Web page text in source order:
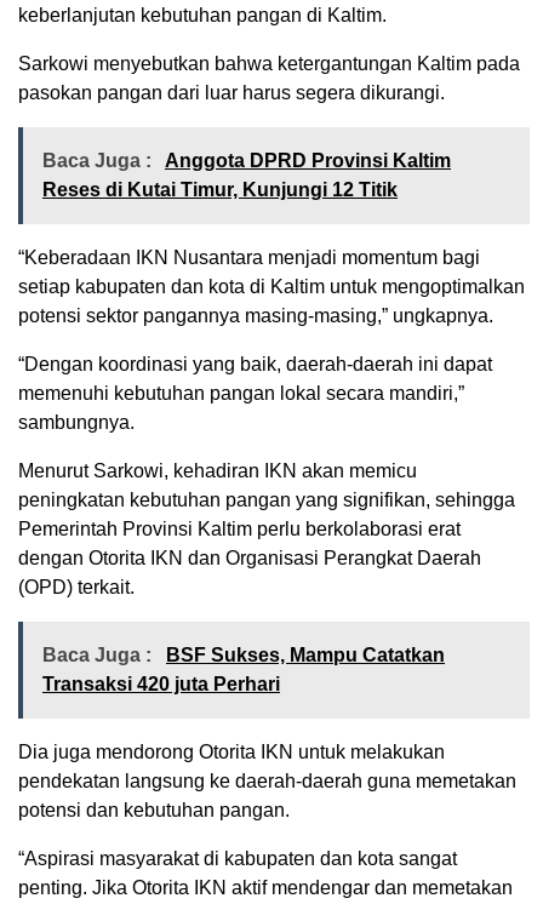
keberlanjutan kebutuhan pangan di Kaltim.
Sarkowi menyebutkan bahwa ketergantungan Kaltim pada
pasokan pangan dari luar harus segera dikurangi.
Baca Juga :
Anggota DPRD Provinsi Kaltim
Reses di Kutai Timur, Kunjungi 12 Titik
“Keberadaan IKN Nusantara menjadi momentum bagi
setiap kabupaten dan kota di Kaltim untuk mengoptimalkan
potensi sektor pangannya masing-masing,” ungkapnya.
“Dengan koordinasi yang baik, daerah-daerah ini dapat
memenuhi kebutuhan pangan lokal secara mandiri,”
sambungnya.
Menurut Sarkowi, kehadiran IKN akan memicu
peningkatan kebutuhan pangan yang signifikan, sehingga
Pemerintah Provinsi Kaltim perlu berkolaborasi erat
dengan Otorita IKN dan Organisasi Perangkat Daerah
(OPD) terkait.
Baca Juga :
BSF Sukses, Mampu Catatkan
Transaksi 420 juta Perhari
Dia juga mendorong Otorita IKN untuk melakukan
pendekatan langsung ke daerah-daerah guna memetakan
potensi dan kebutuhan pangan.
“Aspirasi masyarakat di kabupaten dan kota sangat
penting. Jika Otorita IKN aktif mendengar dan memetakan